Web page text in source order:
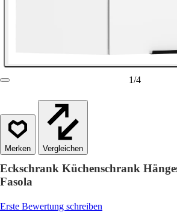
1/4
Vergleichen
Eckschrank Küchenschrank
Fasola
Erste Bewertung schreiben